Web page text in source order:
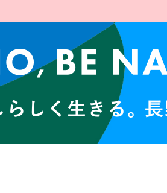
しらしく生きる。長野市